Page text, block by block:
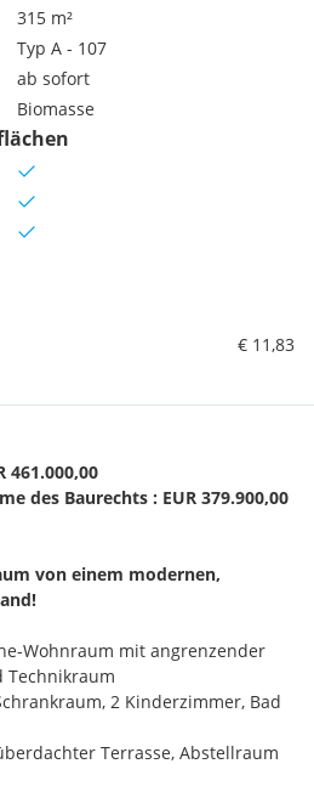
315 m²
Typ A - 107
ab sofort
Biomasse
€ 11,83
461.000,00
des Baurechts : EUR 379.900,00
von einem modernen,
Wohnraum mit angrenzender
Technikraum
2 Kinderzimmer, Bad
Terrasse, Abstellraum